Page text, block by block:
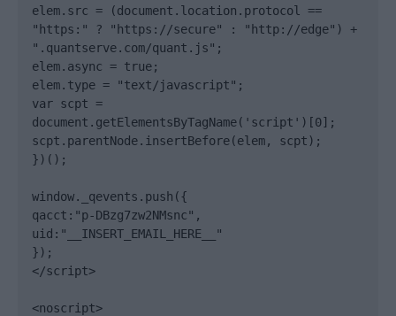
elem.src = (document.location.protocol ==
"https:" ? "https://secure" : "http://edge") +
".quantserve.com/quant.js";
elem.async = true;
elem.type = "text/javascript";
var scpt =
document.getElementsByTagName('script')[0];
scpt.parentNode.insertBefore(elem, scpt);
})();
window._qevents.push({
qacct:"p-DBzg7zw2NMsnc",
uid:"__INSERT_EMAIL_HERE__"
});
</script>
<noscript>